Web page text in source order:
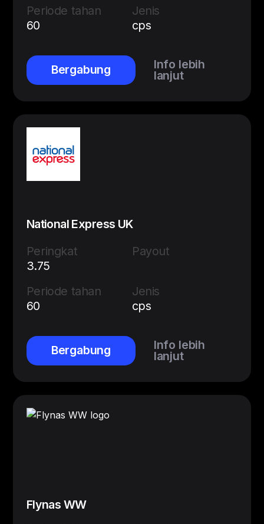
Periode tahan
60
Jenis
cps
Bergabung Info lebih
lanjut
National Express UK
Peringkat
3.75
Payout
Periode tahan
60
Jenis
cps
Bergabung Info lebih
lanjut
Flynas WW